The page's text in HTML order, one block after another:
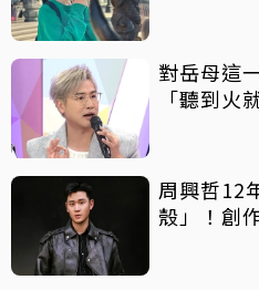
對岳母這
「聽到火
周興哲12
殼」！創